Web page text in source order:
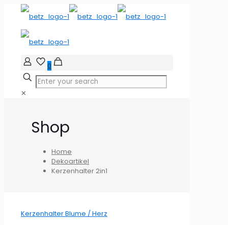
0
✕
Shop
Home
Dekoartikel
Kerzenhalter 2in1
Kerzenhalter Blume / Herz